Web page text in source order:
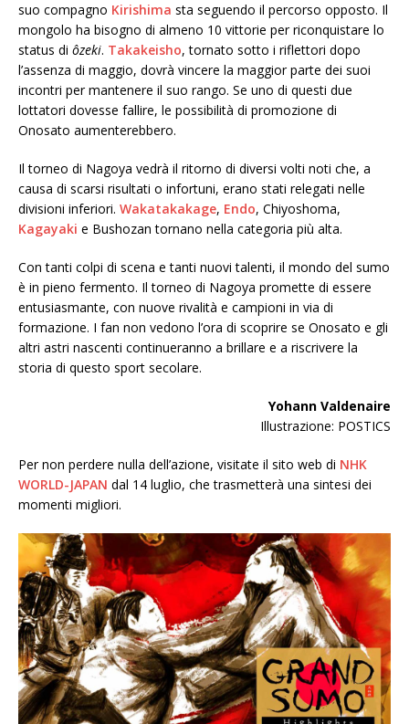
suo compagno Kirishima sta seguendo il percorso opposto. Il
mongolo ha bisogno di almeno 10 vittorie per riconquistare lo
status di ôzeki. Takakeisho, tornato sotto i riflettori dopo
l’assenza di maggio, dovrà vincere la maggior parte dei suoi
incontri per mantenere il suo rango. Se uno di questi due
lottatori dovesse fallire, le possibilità di promozione di
Onosato aumenterebbero.
Il torneo di Nagoya vedrà il ritorno di diversi volti noti che, a
causa di scarsi risultati o infortuni, erano stati relegati nelle
divisioni inferiori. Wakatakakage, Endo, Chiyoshoma,
Kagayaki e Bushozan tornano nella categoria più alta.
Con tanti colpi di scena e tanti nuovi talenti, il mondo del sumo
è in pieno fermento. Il torneo di Nagoya promette di essere
entusiasmante, con nuove rivalità e campioni in via di
formazione. I fan non vedono l’ora di scoprire se Onosato e gli
altri astri nascenti continueranno a brillare e a riscrivere la
storia di questo sport secolare.
Yohann Valdenaire
Illustrazione: POSTICS
Per non perdere nulla dell’azione, visitate il sito web di NHK
WORLD-JAPAN dal 14 luglio, che trasmetterà una sintesi dei
momenti migliori.